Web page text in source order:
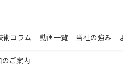
術コラム 動画一覧 当社の強み
ご案内